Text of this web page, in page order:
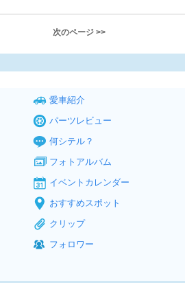
次のページ >>
愛車紹介
パーツレビュー
何シテル？
フォトアルバム
イベントカレンダー
おすすめスポット
クリップ
フォロワー